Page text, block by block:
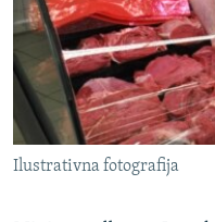
ISPRIČAJ MI
DNEVNO@RSE
SPECIJALI RSE
VIŠE OD NASLOVA
GENOCID U SREBRENICI
POPLAVE I KLIZIŠTA U BIH
PRATITE NAS
Ilustrativna fotografija